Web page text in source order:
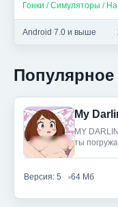
Android 7.0 и выше
Популярное
My
MY
ты
Версия: 5 64 Мб